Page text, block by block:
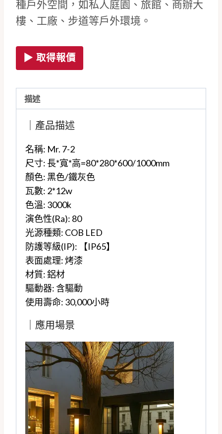
種戶外空間，如私人庭園、旅館、商辦大
樓、工廠、步道等戶外環境。
▶ 取得報價
描述
｜產品描述
名稱: Mr. 7-2
尺寸: 長*寬*高=80*280*600/1000mm
顏色: 黑色/鐵灰色
瓦數: 2*12w
色溫: 3000k
演色性(Ra): 80
光源種類: COB LED
防護等級(IP): 【IP65】
表面處理: 烤漆
材質: 鋁材
驅動器: 含驅動
使用壽命: 30,000小時
｜應用場景